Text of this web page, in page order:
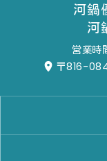
河鍋
河
営業時
〒816-